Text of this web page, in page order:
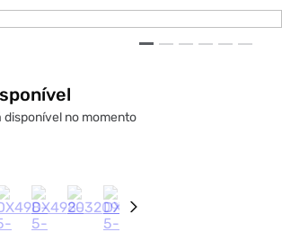
disponível no momento